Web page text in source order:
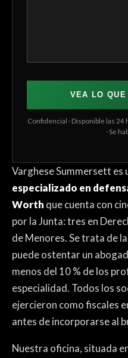
VEA LO
Confidencial · Disponible las 24
· Se
Varghese Summersett es
especializado en
Worth que cuenta con
por la Junta: tres en
de Menores. Se trata de
puede ostentar un
menos del 10 % de los
especialidad. Todos los
ejercieron como fiscales
antes de incorporarse al
Nuestra oficina, situada